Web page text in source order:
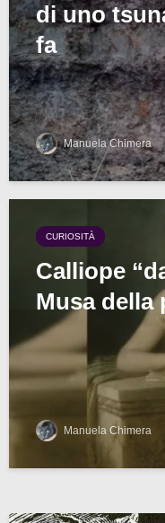
di uno
fa
Manuela Chimera
CURIOSITÀ
Calliope
Musa della
Manuela Chimera